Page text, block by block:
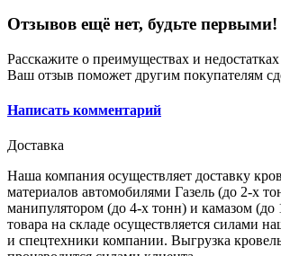
Отзывов ещё нет, будьте первыми!
Расскажите о преимуществах и недостатках
Ваш отзыв поможет другим покупателям
Написать комментарий
Доставка
Наша компания осуществляет доставку
материалов автомобилями Газель (до 2-х
манипулятором (до 4-х тонн) и камазом (до
товара на складе осуществляется силами
и спецтехники компании. Выгрузка